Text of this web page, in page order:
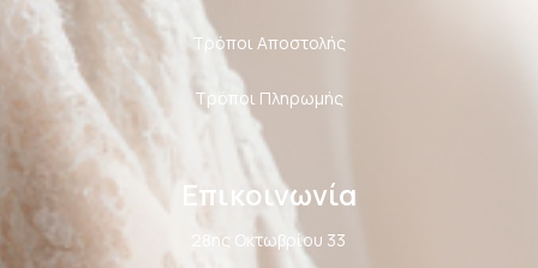
Τρόποι Αποστολής
Τρόποι Πληρωμής
Επικοινωνία
28ης Οκτωβρίου 33